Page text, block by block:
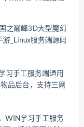
之巅峰3D大型魔幻
_Linux服务端源码
习手工服务端通用
品后台，支持三网
WIN学习手工服务